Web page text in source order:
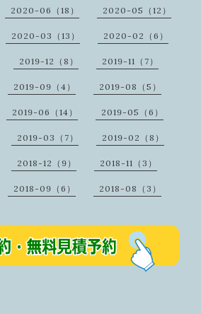
2020-06（18） 2020-05（12）
2020-03（13） 2020-02（6）
2019-12（8） 2019-11（7）
2019-09（4） 2019-08（5）
2019-06（14） 2019-05（6）
2019-03（7） 2019-02（8）
2018-12（9） 2018-11（3）
2018-09（6） 2018-08（3）